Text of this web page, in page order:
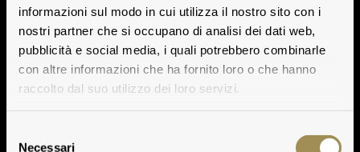
informazioni sul modo in cui utilizza il nostro sito con i
nostri partner che si occupano di analisi dei dati web,
pubblicità e social media, i quali potrebbero combinarle
con altre informazioni che ha fornito loro o che hanno
raccolto dal suo utilizzo dei loro servizi.
Necessari